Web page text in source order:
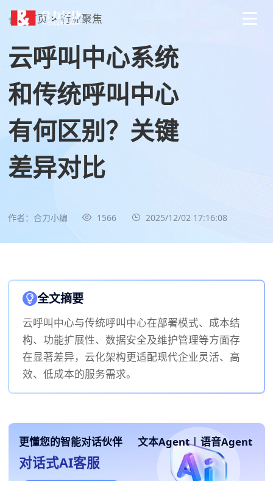
首页 > 行业聚焦
云呼叫中心系统
和传统呼叫中心
有何区别？关键
差异对比
作者：合力小编 1566 2025/12/02 17:16:08
全文摘要
云呼叫中心与传统呼叫中心在部署模式、成本结
构、功能扩展性、数据安全及维护管理等方面存
在显著差异，云化架构更适配现代企业灵活、高
效、低成本的服务需求。
更懂您的智能对话伙伴 文本Agent | 语音Agent
对话式AI客服